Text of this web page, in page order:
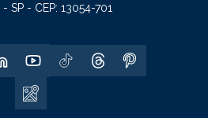
SP - CEP: 13054-701